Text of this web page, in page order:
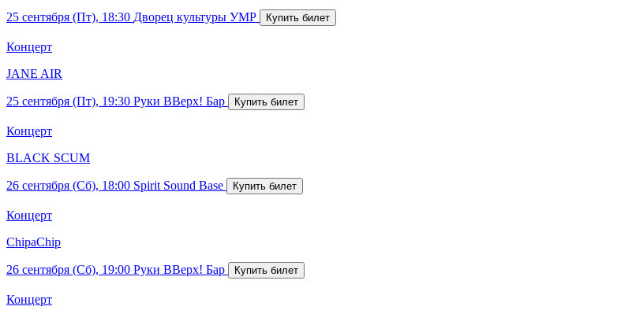
25 сентября (Пт), 18:30 Дворец культуры УМР
Концерт
JANE AIR
25 сентября (Пт), 19:30 Руки ВВерх! Бар
Концерт
BLACK SCUM
26 сентября (Сб), 18:00 Spirit Sound Base
Концерт
ChipaChip
26 сентября (Сб), 19:00 Руки ВВерх! Бар
Концерт